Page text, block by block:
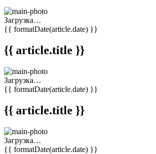
Загрузка…
{{ formatDate(article.date) }}
{{ article.title }}
Загрузка…
{{ formatDate(article.date) }}
{{ article.title }}
Загрузка…
{{ formatDate(article.date) }}